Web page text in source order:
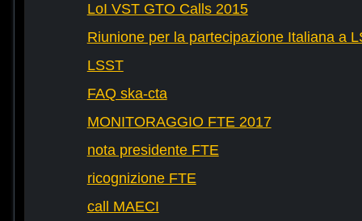
LoI VST GTO Calls 2015
Riunione per la partecipazione Italiana a
LSST
FAQ ska-cta
MONITORAGGIO FTE 2017
nota presidente FTE
ricognizione FTE
call MAECI